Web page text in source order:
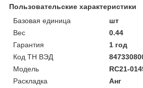
Пользовательские характеристики
Базовая единица
шт
Вес
0.44
Гарантия
1 год
Код ТН ВЭД
Модель
RC21-
Раскладка
Анг